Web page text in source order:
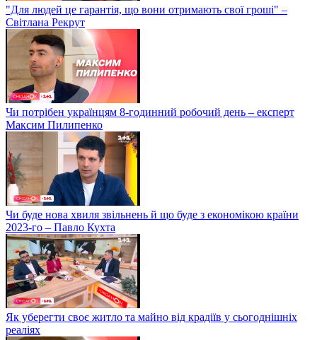
"Для людей це гарантія, що вони отримають свої гроші" –
Світлана Рекрут
Чи потрібен українцям 8-годинний робочий день – експерт
Максим Пилипенко
Чи буде нова хвиля звільнень й що буде з економікою країни
2023-го – Павло Кухта
Як уберегти своє житло та майно від крадіїв у сьогоднішніх
реаліях